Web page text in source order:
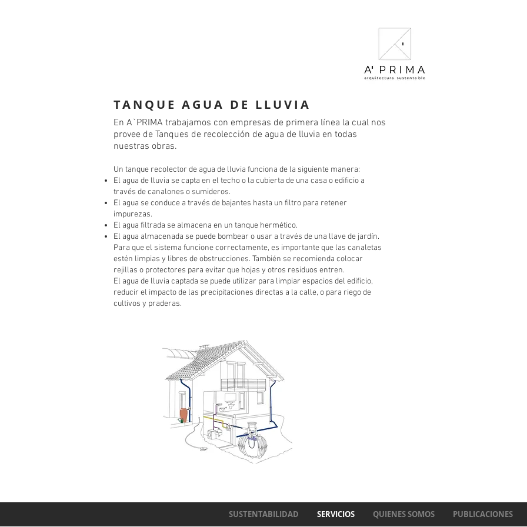
TANQUE AGUA DE LLUVIA
En A`PRIMA trabajamos con empresas de primera línea la cual nos
provee de Tanques de recolección de agua de lluvia en todas
nuestras obras.
Un tanque recolector de agua de lluvia funciona de la siguiente manera:
El agua de lluvia se capta en el techo o la cubierta de una casa o edificio a
través de canalones o sumideros.
El agua se conduce a través de bajantes hasta un filtro para retener
impurezas.
El agua filtrada se almacena en un tanque hermético.
El agua almacenada se puede bombear o usar a través de una llave de jardín.
Para que el sistema funcione correctamente, es importante que las canaletas
estén limpias y libres de obstrucciones. También se recomienda colocar
rejillas o protectores para evitar que hojas y otros residuos entren.
El agua de lluvia captada se puede utilizar para limpiar espacios del edificio,
reducir el impacto de las precipitaciones directas a la calle, o para riego de
cultivos y praderas.
SUSTENTABILIDAD SERVICIOS QUIENES SOMOS PUBLICACIONES